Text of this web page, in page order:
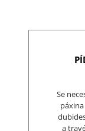
Se
a